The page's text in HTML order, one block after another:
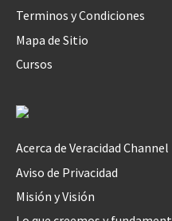
Terminos y Condiciones
Mapa de Sitio
Cursos
Acerca de Veracidad Channel
Aviso de Privacidad
Misión y Visión